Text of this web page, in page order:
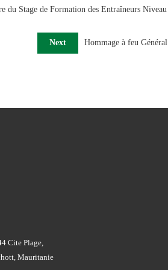
du Stage de Formation des Entraîneurs
Next Hommage à feu
Cite Plage,
Mauritanie